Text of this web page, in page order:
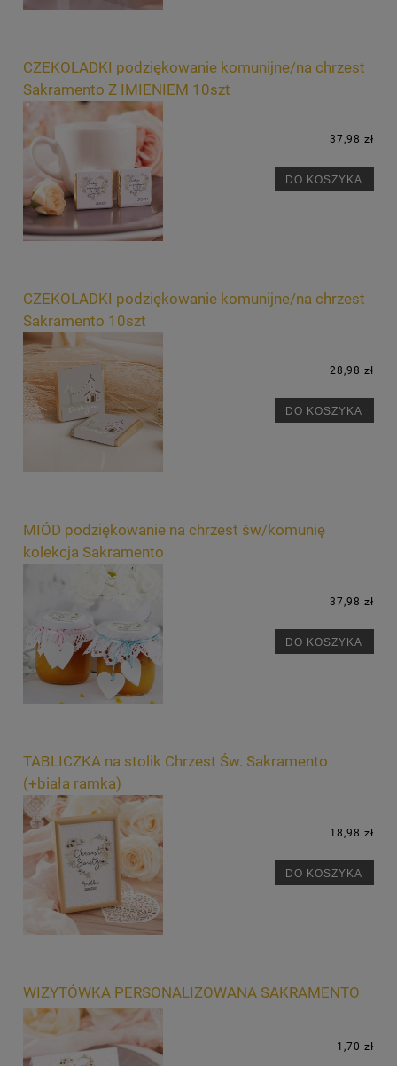
CZEKOLADKI podziękowanie komunijne/na chrzest
Sakramento Z IMIENIEM 10szt
37,98 zł
DO KOSZYKA
CZEKOLADKI podziękowanie komunijne/na chrzest
Sakramento 10szt
28,98 zł
DO KOSZYKA
MIÓD podziękowanie na chrzest św/komunię
kolekcja Sakramento
37,98 zł
DO KOSZYKA
TABLICZKA na stolik Chrzest Św. Sakramento
(+biała ramka)
18,98 zł
DO KOSZYKA
WIZYTÓWKA PERSONALIZOWANA SAKRAMENTO
1,70 zł